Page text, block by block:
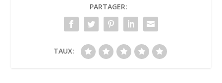
PARTAGER:
TAUX: